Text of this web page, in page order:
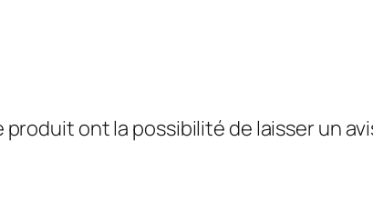
m
ont la possibilité de laisser un